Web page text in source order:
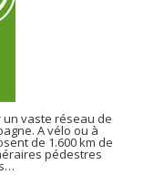
vaste réseau de
A vélo ou à
de 1.600 km de
pédestres